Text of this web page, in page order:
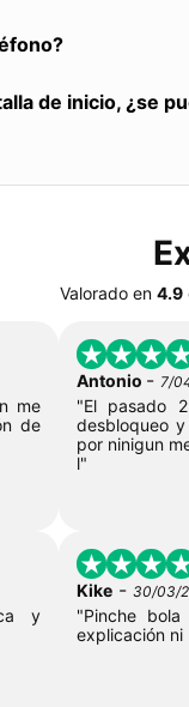
de inicio, ¿se
Valorado en 4.9
me
de
Antonio - 7/
"El pasado
desbloqueo
por ninigun
l"
y
Kike- 30/03/
"Pinche
explicación ni